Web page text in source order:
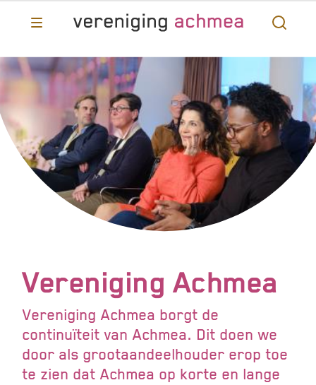
Vereniging Achmea
Vereniging Achmea borgt de
continuïteit van Achmea. Dit doen we
door als grootaandeelhouder erop toe
te zien dat Achmea op korte en lange